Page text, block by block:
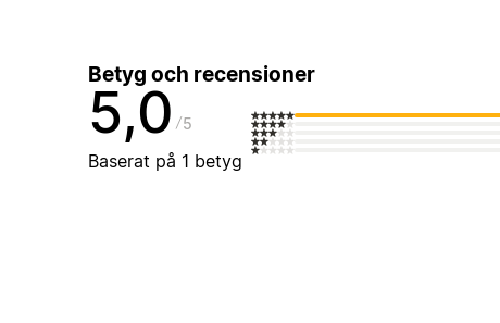
Betyg och recensioner
5,0 5
Baserat på 1 betyg